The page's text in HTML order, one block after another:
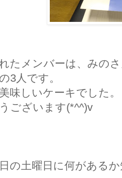
たメンバーは、みの
3人です。
味しいケーキでした。
ございます(*^^)v
の土曜日に何がある